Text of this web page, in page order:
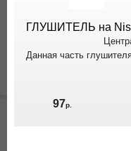
ГЛУШИТЕЛЬ на
Данная часть
97р.